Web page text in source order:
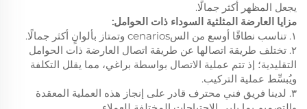
يجعل المظهر أكثر جمالًا.
مزايا العارضة المثلثية السوداء ذات الحوامل:
١. تناسب نطاقًا أوسع من السcenarios وتمتاز بألوانٍ أكثر جمالًا.
٢. تختلف طريقة اتصالها عن طريقة اتصال العارضة ذات الحوامل
التقليدية؛ إذ تتم عملية الاتصال بواسطة براغي، مما يقلل التكلفة
ويُبسِّط عملية التركيب.
٣. لدينا فريق فني محترف قادر على إنجاز هذه العملية المعقدة